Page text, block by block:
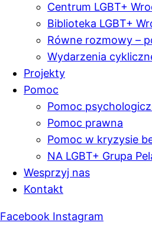
Centrum LGBT+
Biblioteka LGBT+
Równe rozmowy –
Wydarzenia
Projekty
Pomoc
Pomoc
Pomoc prawna
Pomoc w kryzysie
NA LGBT+ Grupa
Wesprzyj nas
Kontakt
Facebook Instagram